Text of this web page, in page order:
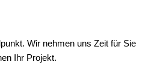
Wir nehmen uns Zeit für Sie
Ihr Projekt.